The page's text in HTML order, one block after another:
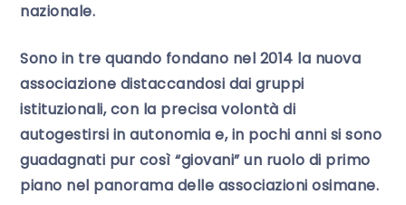
nazionale.
Sono in tre quando fondano nel 2014 la nuova
associazione distaccandosi dai gruppi
istituzionali, con la precisa volontà di
autogestirsi in autonomia e, in pochi anni si sono
guadagnati pur così “giovani” un ruolo di primo
piano nel panorama delle associazioni osimane.